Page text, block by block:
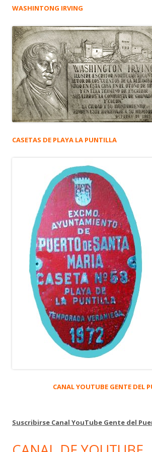
WASHINTONG IRVING
CASETAS DE PLAYA LA PUNTILLA
CANAL YOUTUBE GENTE DEL
Suscribirse Canal YouTube Gente del